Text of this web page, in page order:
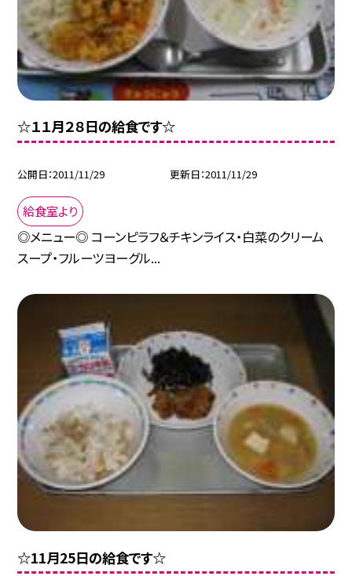
☆１１月２８日の給食です☆
公開日 2011/11/29 更新日 2011/11/29
給食室より
◎メニュー◎ コーンピラフ＆チキンライス・白菜のクリーム
スープ・フルーツヨーグル...
☆11月25日の給食です☆